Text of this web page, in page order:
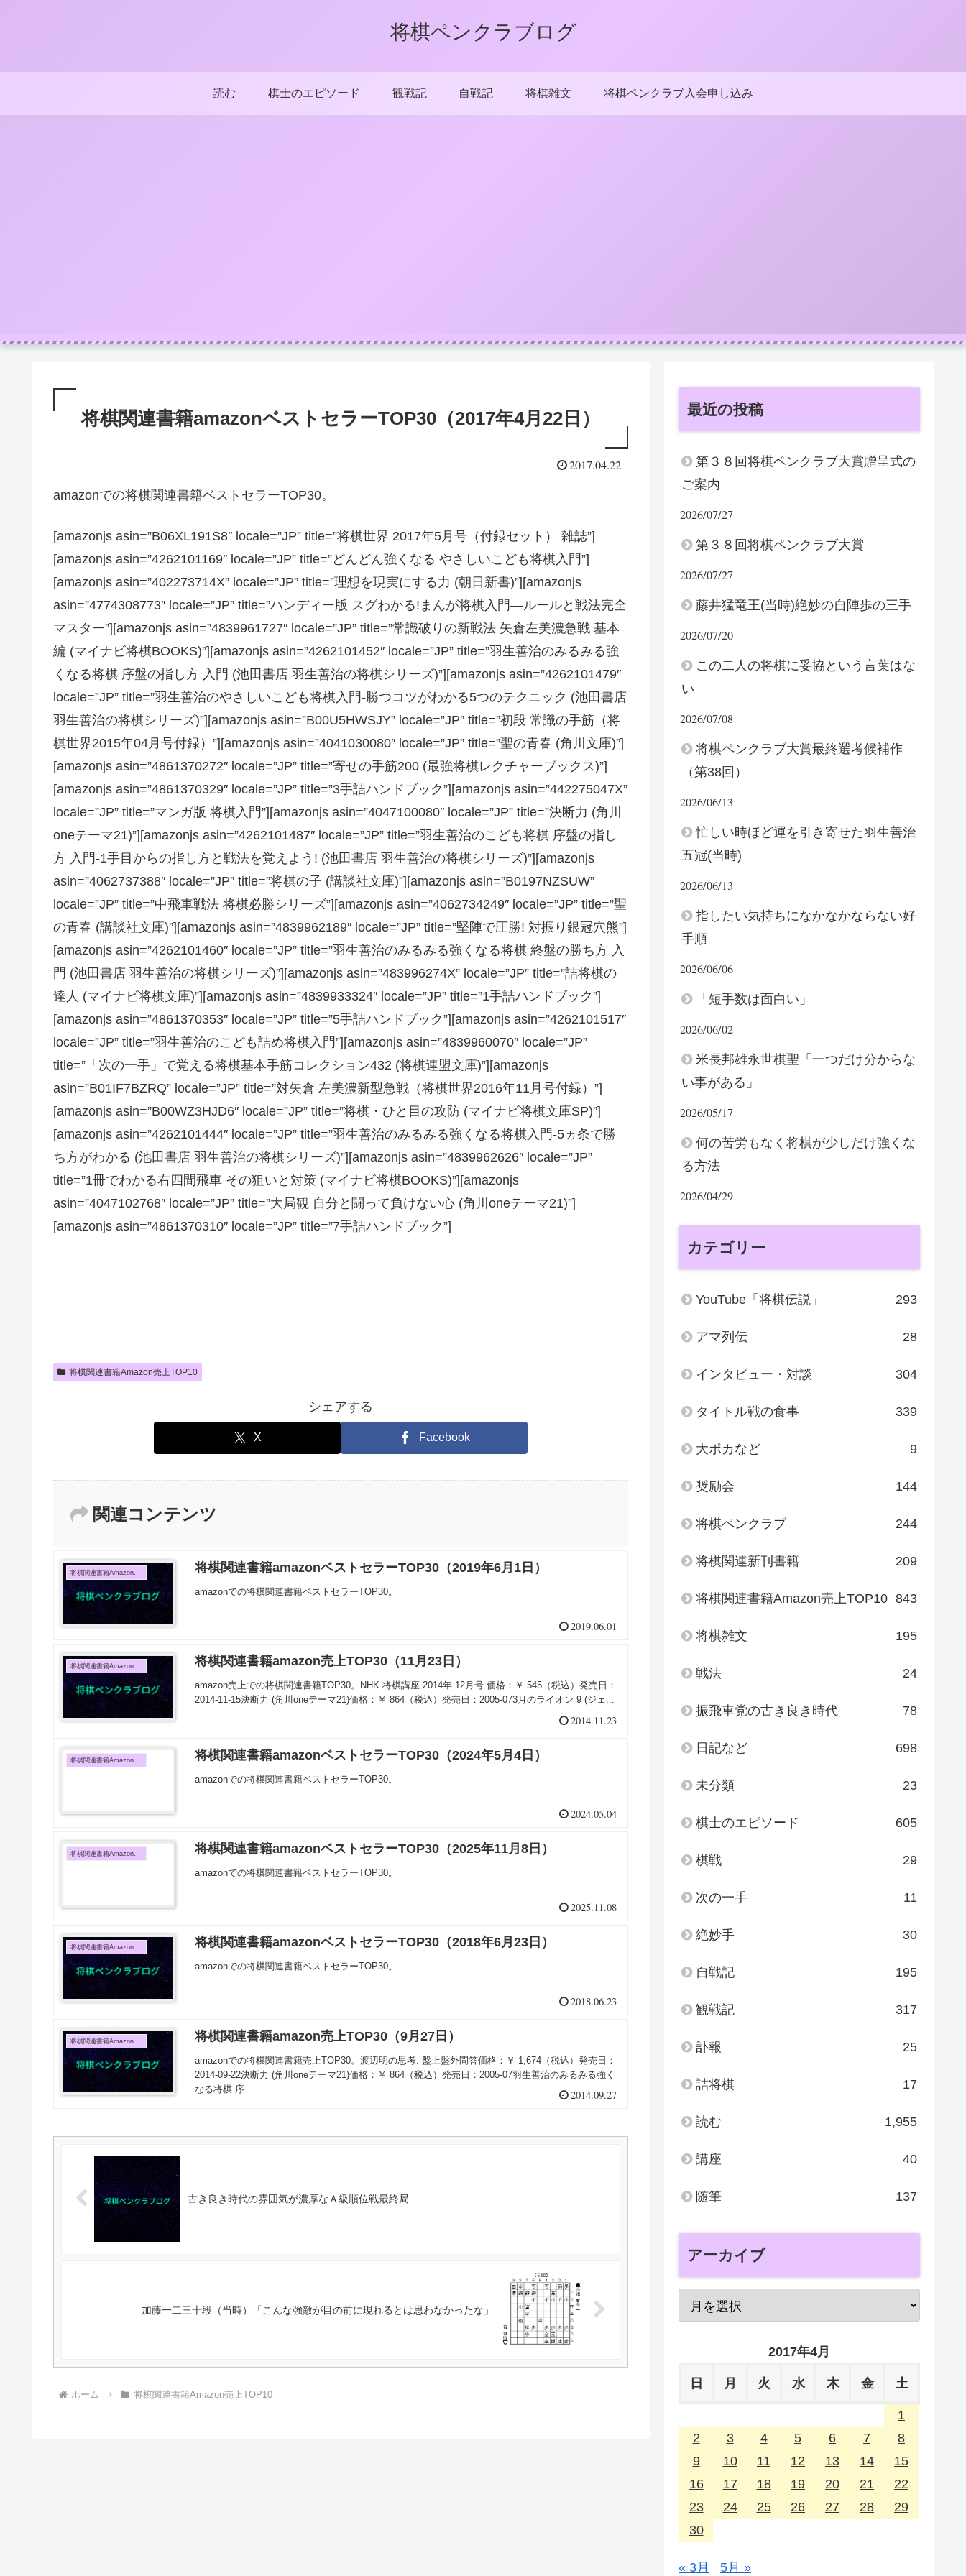
将棋ペンクラブログ
読む 棋士のエピソード 観戦記 自戦記 将棋雑文 将棋ペンクラブ入会申し込み
将棋関連書籍amazonベストセラーTOP30（2017年4月22日）
2017.04.22
amazonでの将棋関連書籍ベストセラーTOP30。
[amazonjs asin=”B06XL191S8″ locale=”JP” title=”将棋世界 2017年5月号（付録セット） 雑誌”]
[amazonjs asin=”4262101169″ locale=”JP” title=”どんどん強くなる やさしいこども将棋入門”]
[amazonjs asin=”402273714X” locale=”JP” title=”理想を現実にする力 (朝日新書)”][amazonjs
asin=”4774308773″ locale=”JP” title=”ハンディー版 スグわかる!まんが将棋入門―ルールと戦法完全
マスター”][amazonjs asin=”4839961727″ locale=”JP” title=”常識破りの新戦法 矢倉左美濃急戦 基本
編 (マイナビ将棋BOOKS)”][amazonjs asin=”4262101452″ locale=”JP” title=”羽生善治のみるみる強
くなる将棋 序盤の指し方 入門 (池田書店 羽生善治の将棋シリーズ)”][amazonjs asin=”4262101479″
locale=”JP” title=”羽生善治のやさしいこども将棋入門-勝つコツがわかる5つのテクニック (池田書店
羽生善治の将棋シリーズ)”][amazonjs asin=”B00U5HWSJY” locale=”JP” title=”初段 常識の手筋（将
棋世界2015年04月号付録）”][amazonjs asin=”4041030080″ locale=”JP” title=”聖の青春 (角川文庫)”]
[amazonjs asin=”4861370272″ locale=”JP” title=”寄せの手筋200 (最強将棋レクチャーブックス)”]
[amazonjs asin=”4861370329″ locale=”JP” title=”3手詰ハンドブック”][amazonjs asin=”442275047X”
locale=”JP” title=”マンガ版 将棋入門”][amazonjs asin=”4047100080″ locale=”JP” title=”決断力 (角川
oneテーマ21)”][amazonjs asin=”4262101487″ locale=”JP” title=”羽生善治のこども将棋 序盤の指し
方 入門-1手目からの指し方と戦法を覚えよう! (池田書店 羽生善治の将棋シリーズ)”][amazonjs
asin=”4062737388″ locale=”JP” title=”将棋の子 (講談社文庫)”][amazonjs asin=”B0197NZSUW”
locale=”JP” title=”中飛車戦法 将棋必勝シリーズ”][amazonjs asin=”4062734249″ locale=”JP” title=”聖
の青春 (講談社文庫)”][amazonjs asin=”4839962189″ locale=”JP” title=”堅陣で圧勝! 対振り銀冠穴熊”]
[amazonjs asin=”4262101460″ locale=”JP” title=”羽生善治のみるみる強くなる将棋 終盤の勝ち方 入
門 (池田書店 羽生善治の将棋シリーズ)”][amazonjs asin=”483996274X” locale=”JP” title=”詰将棋の
達人 (マイナビ将棋文庫)”][amazonjs asin=”4839933324″ locale=”JP” title=”1手詰ハンドブック”]
[amazonjs asin=”4861370353″ locale=”JP” title=”5手詰ハンドブック”][amazonjs asin=”4262101517″
locale=”JP” title=”羽生善治のこども詰め将棋入門”][amazonjs asin=”4839960070″ locale=”JP”
title=”「次の一手」で覚える将棋基本手筋コレクション432 (将棋連盟文庫)”][amazonjs
asin=”B01IF7BZRQ” locale=”JP” title=”対矢倉 左美濃新型急戦（将棋世界2016年11月号付録）”]
[amazonjs asin=”B00WZ3HJD6″ locale=”JP” title=”将棋・ひと目の攻防 (マイナビ将棋文庫SP)”]
[amazonjs asin=”4262101444″ locale=”JP” title=”羽生善治のみるみる強くなる将棋入門-5ヵ条で勝
ち方がわかる (池田書店 羽生善治の将棋シリーズ)”][amazonjs asin=”4839962626″ locale=”JP”
title=”1冊でわかる右四間飛車 その狙いと対策 (マイナビ将棋BOOKS)”][amazonjs
asin=”4047102768″ locale=”JP” title=”大局観 自分と闘って負けない心 (角川oneテーマ21)”]
[amazonjs asin=”4861370310″ locale=”JP” title=”7手詰ハンドブック”]
将棋関連書籍Amazon売上TOP10
シェアする
X Facebook
関連コンテンツ
将棋関連書籍amazonベストセラーTOP30（2019年6月1日）
amazonでの将棋関連書籍ベストセラーTOP30。
2019.06.01
将棋関連書籍Amazon売上TOP10 将棋関連書籍amazon売上TOP30（11月23日）
amazon売上での将棋関連書籍TOP30。NHK 将棋講座 2014年 12月号 価格：￥ 545（税込）発売日：
2014-11-15決断力 (角川oneテーマ21)価格：￥ 864（税込）発売日：2005-073月のライオン 9 (ジェ...
2014.11.23
将棋関連書籍amazonベストセラーTOP30（2024年5月4日）
amazonでの将棋関連書籍ベストセラーTOP30。
2024.05.04
将棋関連書籍Amazon売上TOP10 将棋関連書籍amazonベストセラーTOP30（2025年11月8日）
amazonでの将棋関連書籍ベストセラーTOP30。
2025.11.08
将棋関連書籍Amazon売上TOP10 将棋関連書籍amazonベストセラーTOP30（2018年6月23日）
amazonでの将棋関連書籍ベストセラーTOP30。
2018.06.23
将棋関連書籍amazon売上TOP30（9月27日）
amazonでの将棋関連書籍売上TOP30。渡辺明の思考: 盤上盤外問答価格：￥ 1,674（税込）発売日：
2014-09-22決断力 (角川oneテーマ21)価格：￥ 864（税込）発売日：2005-07羽生善治のみるみる強く
なる将棋 序...
2014.09.27
古き良き時代の雰囲気が濃厚なＡ級順位戦最終局
加藤一二三十段（当時）「こんな強敵が目の前に現れるとは思わなかったな」
ホーム 将棋関連書籍Amazon売上TOP10
最近の投稿
第３８回将棋ペンクラブ大賞贈呈式の
ご案内
2026/07/27
第３８回将棋ペンクラブ大賞
2026/07/27
藤井猛竜王(当時)絶妙の自陣歩の三手
2026/07/20
この二人の将棋に妥協という言葉はな
い
2026/07/08
将棋ペンクラブ大賞最終選考候補作
（第38回）
2026/06/13
忙しい時ほど運を引き寄せた羽生善治
五冠(当時)
2026/06/13
指したい気持ちになかなかならない好
手順
2026/06/06
「短手数は面白い」
2026/06/02
米長邦雄永世棋聖「一つだけ分からな
い事がある」
2026/05/17
何の苦労もなく将棋が少しだけ強くな
る方法
2026/04/29
カテゴリー
YouTube「将棋伝説」 293
アマ列伝 28
インタビュー・対談 304
タイトル戦の食事 339
大ポカなど 9
奨励会 144
将棋ペンクラブ 244
将棋関連新刊書籍 209
将棋関連書籍Amazon売上TOP10 843
将棋雑文 195
戦法 24
振飛車党の古き良き時代 78
日記など 698
未分類 23
棋士のエピソード 605
棋戦 29
次の一手 11
絶妙手 30
自戦記 195
観戦記 317
訃報 25
詰将棋 17
読む 1,955
講座 40
随筆 137
アーカイブ
2017年4月
日 月 火 水 木 金 土
1
2
3 4 5 6 7
8
9
10 11 12 13 14
15
16
17 18 19 20 21
22
23
24 25 26 27 28
29
30
« 3月 5月 »